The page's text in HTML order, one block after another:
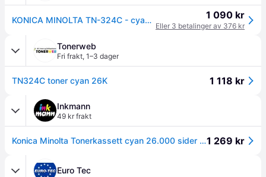
KONICA MINOLTA TN-324C - cyan - original - tonerpatron (A8DA450) 1 090 kr
Eller 3 betalinger av 376 kr
Tonerweb
Fri frakt, 1–3 dager
TN324C toner cyan 26K 1 118 kr
Inkmann
49 kr frakt
Konica Minolta Tonerkassett cyan 26.000 sider TN324C1 269 kr
Euro Tec